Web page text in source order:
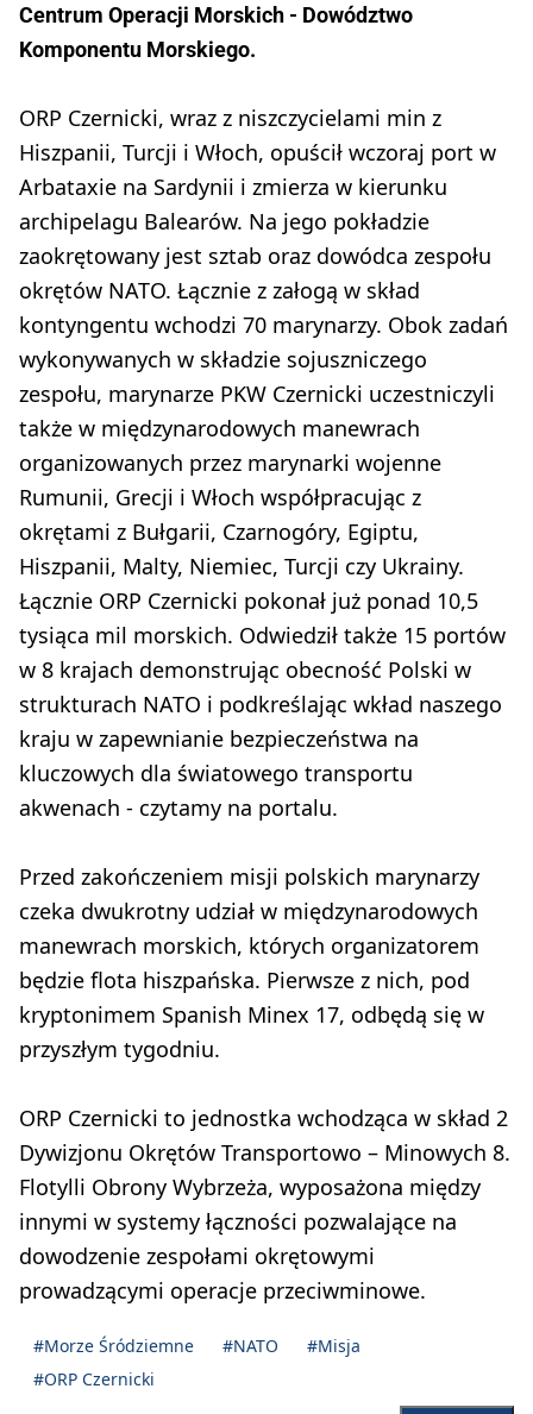
Centrum Operacji Morskich - Dowództwo
Komponentu Morskiego.
ORP Czernicki, wraz z niszczycielami min z
Hiszpanii, Turcji i Włoch, opuścił wczoraj port w
Arbataxie na Sardynii i zmierza w kierunku
archipelagu Balearów. Na jego pokładzie
zaokrętowany jest sztab oraz dowódca zespołu
okrętów NATO. Łącznie z załogą w skład
kontyngentu wchodzi 70 marynarzy. Obok zadań
wykonywanych w składzie sojuszniczego
zespołu, marynarze PKW Czernicki uczestniczyli
także w międzynarodowych manewrach
organizowanych przez marynarki wojenne
Rumunii, Grecji i Włoch współpracując z
okrętami z Bułgarii, Czarnogóry, Egiptu,
Hiszpanii, Malty, Niemiec, Turcji czy Ukrainy.
Łącznie ORP Czernicki pokonał już ponad 10,5
tysiąca mil morskich. Odwiedził także 15 portów
w 8 krajach demonstrując obecność Polski w
strukturach NATO i podkreślając wkład naszego
kraju w zapewnianie bezpieczeństwa na
kluczowych dla światowego transportu
akwenach - czytamy na portalu.
Przed zakończeniem misji polskich marynarzy
czeka dwukrotny udział w międzynarodowych
manewrach morskich, których organizatorem
będzie flota hiszpańska. Pierwsze z nich, pod
kryptonimem Spanish Minex 17, odbędą się w
przyszłym tygodniu.
ORP Czernicki to jednostka wchodząca w skład 2
Dywizjonu Okrętów Transportowo – Minowych 8.
Flotylli Obrony Wybrzeża, wyposażona między
innymi w systemy łączności pozwalające na
dowodzenie zespołami okrętowymi
prowadzącymi operacje przeciwminowe.
#Morze Śródziemne #NATO
#Misja
#ORP Czernicki